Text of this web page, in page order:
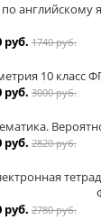
по английскому
руб. 1740 руб.
10 класс
руб. 3000 руб.
руб. 2820 руб.
руб. 2780 руб.